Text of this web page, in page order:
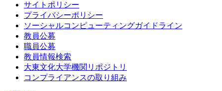
サイトポリシー
プライバシーポリシー
ソーシャルコンピューティングガイドライン
教員公募
職員公募
教員情報検索
大東文化大学機関リポジトリ
コンプライアンスの取り組み